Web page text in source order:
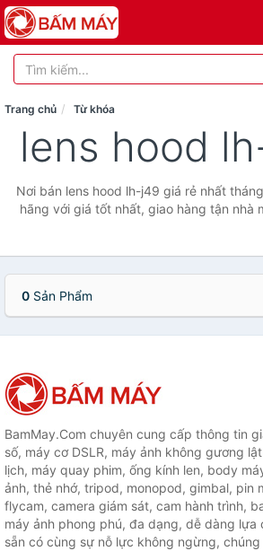
Trang chủ Từ khóa
lens hood
Nơi bán lens hood lh-j49 giá rẻ nhất
hãng với giá tốt nhất, giao hàng tận nhà
0 Sản Phẩm
BamMay.Com chuyên cung cấp thông tin
số, máy cơ DSLR, máy ảnh không gương
lịch, máy quay phim, ống kính len, body
ảnh, thẻ nhớ, tripod, monopod, gimbal, pin
flycam, camera giám sát, cam hành trình,
máy ảnh phong phú, đa dạng, dễ dàng lựa
sẵn có cùng sự nỗ lực không ngừng,